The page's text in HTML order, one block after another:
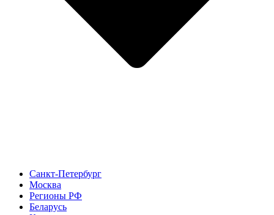
Санкт-Петербург
Москва
Регионы РФ
Беларусь